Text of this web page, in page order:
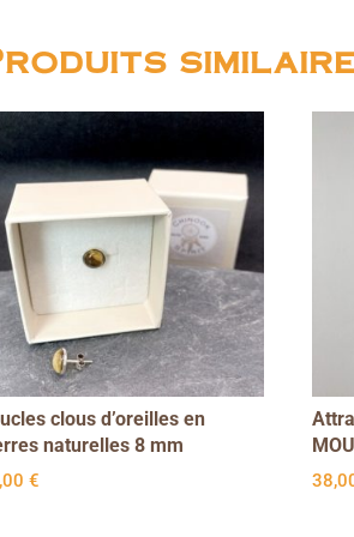
clous d’oreilles en
naturelles 8 mm
€